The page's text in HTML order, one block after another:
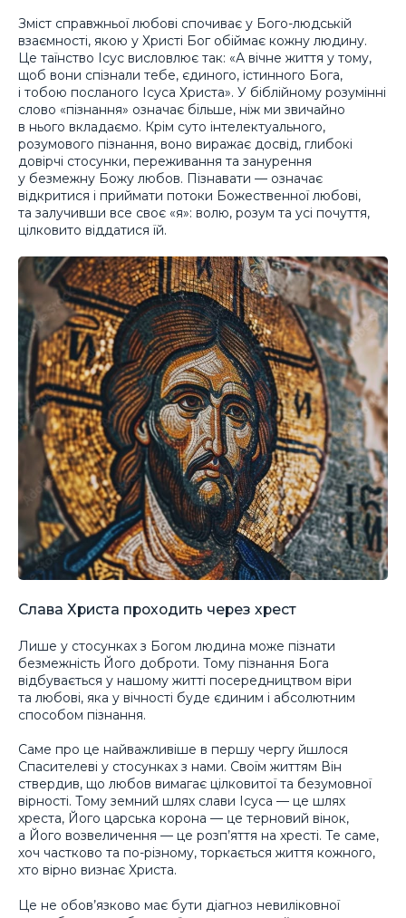
Зміст справжньої любові спочиває у Бого-людській
взаємності, якою у Христі Бог обіймає кожну людину.
Це таїнство Ісус висловлює так: «А вічне життя у тому,
щоб вони спізнали тебе, єдиного, істинного Бога,
і тобою посланого Ісуса Христа». У біблійному розумінні
слово «пізнання» означає більше, ніж ми звичайно
в нього вкладаємо. Крім суто інтелектуального,
розумового пізнання, воно виражає досвід, глибокі
довірчі стосунки, переживання та занурення
у безмежну Божу любов. Пізнавати — означає
відкритися і приймати потоки Божественної любові,
та залучивши все своє «я»: волю, розум та усі почуття,
цілковито віддатися їй.
Слава Христа проходить через хрест
Лише у стосунках з Богом людина може пізнати
безмежність Його доброти. Тому пізнання Бога
відбувається у нашому житті посередництвом віри
та любові, яка у вічності буде єдиним і абсолютним
способом пізнання.
Саме про це найважливіше в першу чергу йшлося
Спасителеві у стосунках з нами. Своїм життям Він
ствердив, що любов вимагає цілковитої та безумовної
вірності. Тому земний шлях слави Ісуса — це шлях
хреста, Його царська корона — це терновий вінок,
а Його возвеличення — це розп’яття на хресті. Те саме,
хоч частково та по-різному, торкається життя кожного,
хто вірно визнає Христа.
Це не обов’язково має бути діагноз невиліковної